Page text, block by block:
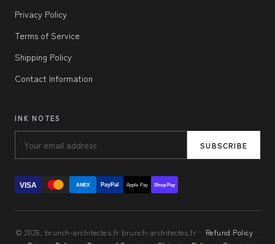
Privacy Policy
Terms of Service
Shipping Policy
Contact Information
INK NOTES
SUBSCRIBE
VISA AMEX PayPal Apple Pay Shop Pay
© 2026, brunch-architectes.fr brunch-architectes.fr · Refund Policy ·